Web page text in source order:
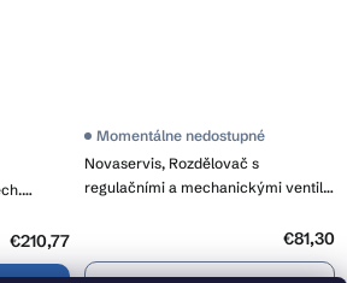
€210,77
Novaservis, Rozdělovač s
regulačními a mechanickými ventily
Momentálne nedostupné
€81,30